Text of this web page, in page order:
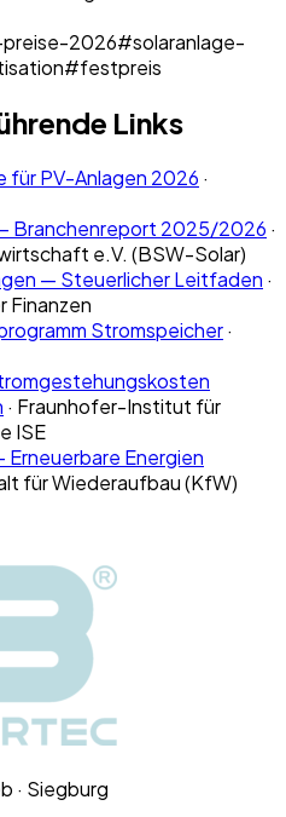
2026#solaranlage-
#festpreis
Links
für PV-Anlagen 2026 ·
Branchenreport 2025/2026 ·
e.V. (BSW-Solar)
— Steuerlicher Leitfaden ·
Finanzen
Stromspeicher·
· Fraunhofer-Institut für
ISE
Energien
für Wiederaufbau (KfW)
· Siegburg